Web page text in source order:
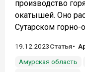
производство
окатышей. Оно
Сутарском горно-
19.12.2023Статья
Амурская область